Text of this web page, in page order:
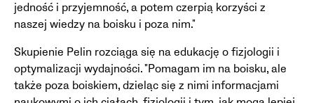
jedność i przyjemność, a potem czerpią korzyści z
naszej wiedzy na boisku i poza nim."
Skupienie Pelin rozciąga się na edukację o fizjologii i
optymalizacji wydajności. "Pomagam im na boisku, ale
także poza boiskiem, dzieląc się z nimi informacjami